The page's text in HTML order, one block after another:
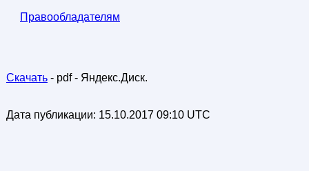
Правообладателям
Скачать- pdf - Яндекс.Диск.
Дата публикации: 15.10.2017 09:10 UTC